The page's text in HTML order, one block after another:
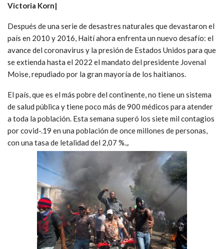
Victoria Korn|
Después de una serie de desastres naturales que devastaron el
país en 2010 y 2016, Haití ahora enfrenta un nuevo desafío: el
avance del coronavirus y la presión de Estados Unidos para que
se extienda hasta el 2022 el mandato del presidente Jovenal
Moise, repudiado por la gran mayoría de los haitianos.
El país, que es el más pobre del continente, no tiene un sistema
de salud pública y tiene poco más de 900 médicos para atender
a toda la población. Esta semana superó los siete mil contagios
por covid-.19 en una población de once millones de personas,
con una tasa de letalidad del 2,07 %.,.